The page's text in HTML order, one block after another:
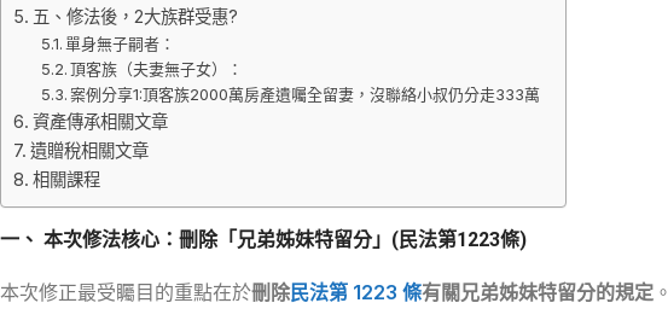
五、修法後，2大族群受惠?
單身無子嗣者：
頂客族（夫妻無子女）：
案例分享1:頂客族2000萬房產遺囑全留妻，沒聯絡小叔仍分走333萬
資產傳承相關文章
遺贈稅相關文章
相關課程
一、 本次修法核心：刪除「兄弟姊妹特留分」(民法第1223條)
本次修正最受矚目的重點在於刪除民法第 1223 條有關兄弟姊妹特留分的規定 。